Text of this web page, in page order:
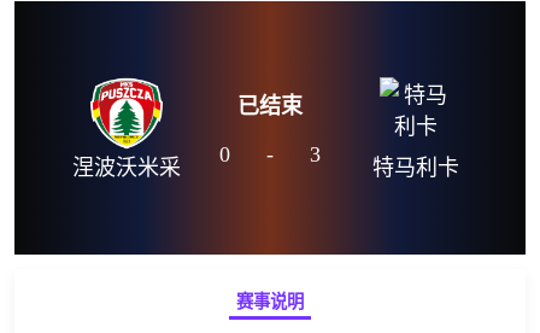
涅波沃米采
0 - 3
已结束
特马利卡
赛事说明